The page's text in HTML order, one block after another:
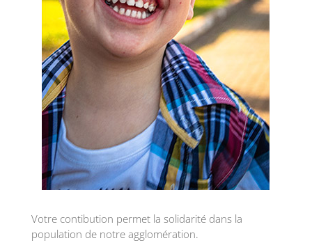
Votre contibution permet la solidarité dans la
population de notre agglomération.